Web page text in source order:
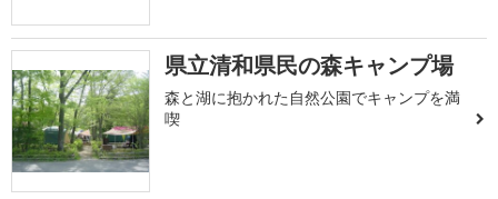
県立清和県民の森キャンプ場
森と湖に抱かれた自然公園でキャンプを満
喫